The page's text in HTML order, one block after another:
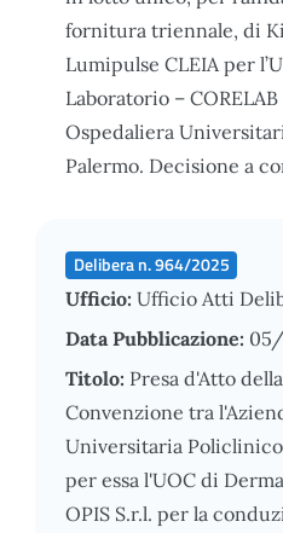
fornitura triennale, di
Lumipulse CLEIA per
Laboratorio – CORELAB
Ospedaliera
Palermo. Decisione a
Delibera n. 964/2025
Ufficio: Ufficio Atti
Data Pubblicazione:
Titolo: Presa d'Atto
Convenzione tra
Universitaria Policlinico
per essa l'UOC di
OPIS S.r.l. per la